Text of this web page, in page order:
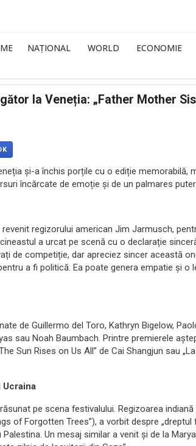
NAȚIONAL WORLD ECONOMIE
la Veneția: „Father Mother
și-a închis porțile cu o ediție memorabilă,
încărcate de emoție și de un palmares
regizorului american Jim Jarmusch,
a urcat pe scenă cu o declarație
de competiție, dar apreciez sincer această
a fi politică. Ea poate genera empatie și o
de Guillermo del Toro, Kathryn Bigelow,
sau Noah Baumbach. Printre premierele
Sun Rises on Us All” de Cai Shangjun sau
pe scena festivalului. Regizoarea indiană
of Forgotten Trees”), a vorbit despre
Un mesaj similar a venit și de la